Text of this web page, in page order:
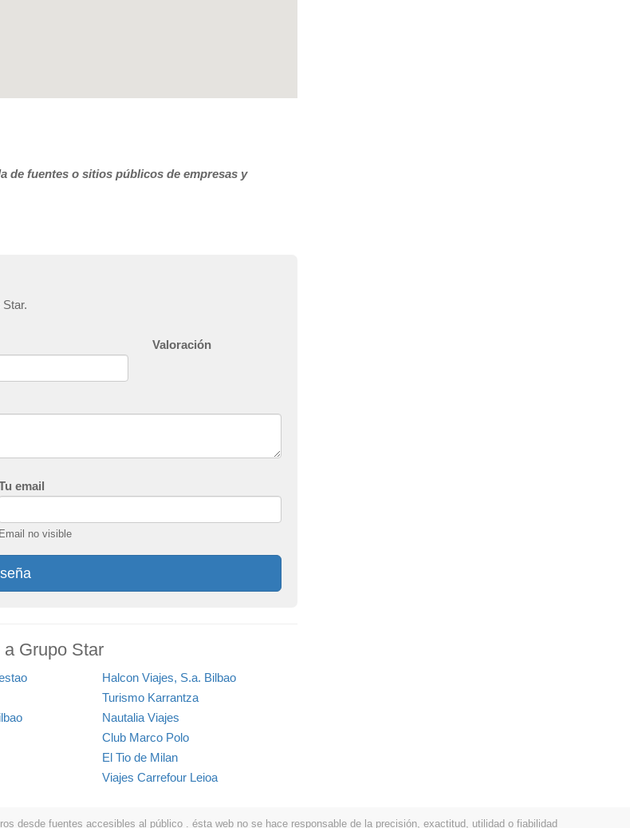
de fuentes o sitios públicos de empresas y
Valoración
email
Email no visible
Grupo Star
Halcon Viajes, S.a. Bilbao
Turismo Karrantza
Nautalia Viajes
Club Marco Polo
El Tio de Milan
Viajes Carrefour Leioa
desde fuentes accesibles al público . ésta web no se hace responsable de la precisión, exactitud, utilidad o fiabilidad